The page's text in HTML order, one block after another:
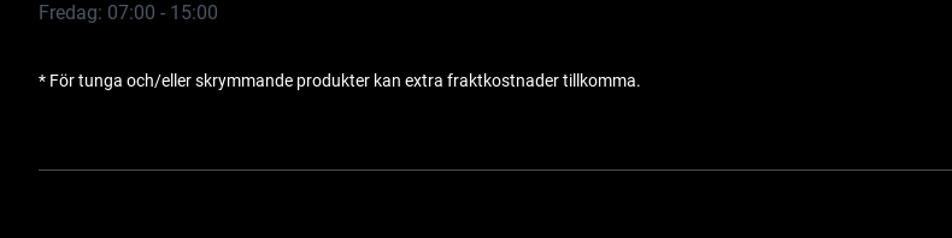
Fredag: 07:00 - 15:00
* För tunga och/eller skrymmande produkter kan extra fraktkostnader tillkomma.